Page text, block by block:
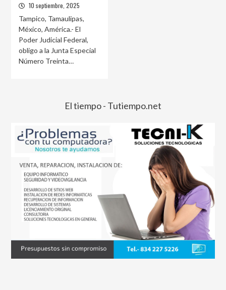
10 septiembre, 2025
Tampico, Tamaulipas,
México, América.- El
Poder Judicial Federal,
obligo a la Junta Especial
Número Treinta…
El tiempo - Tutiempo.net